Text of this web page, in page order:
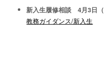
新入生履修相談 4月3日
教務ガイダンス/新入生